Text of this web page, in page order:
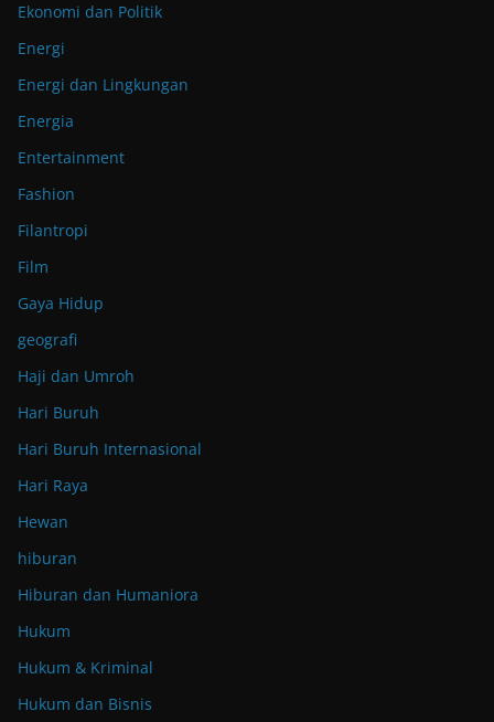
Ekonomi dan Politik
Energi
Energi dan Lingkungan
Energia
Entertainment
Fashion
Filantropi
Film
Gaya Hidup
geografi
Haji dan Umroh
Hari Buruh
Hari Buruh Internasional
Hari Raya
Hewan
hiburan
Hiburan dan Humaniora
Hukum
Hukum & Kriminal
Hukum dan Bisnis